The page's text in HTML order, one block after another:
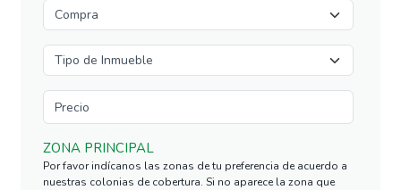
ZONA PRINCIPAL
Por favor indícanos las zonas de tu preferencia de acuerdo a
nuestras colonias de cobertura. Si no aparece la zona que